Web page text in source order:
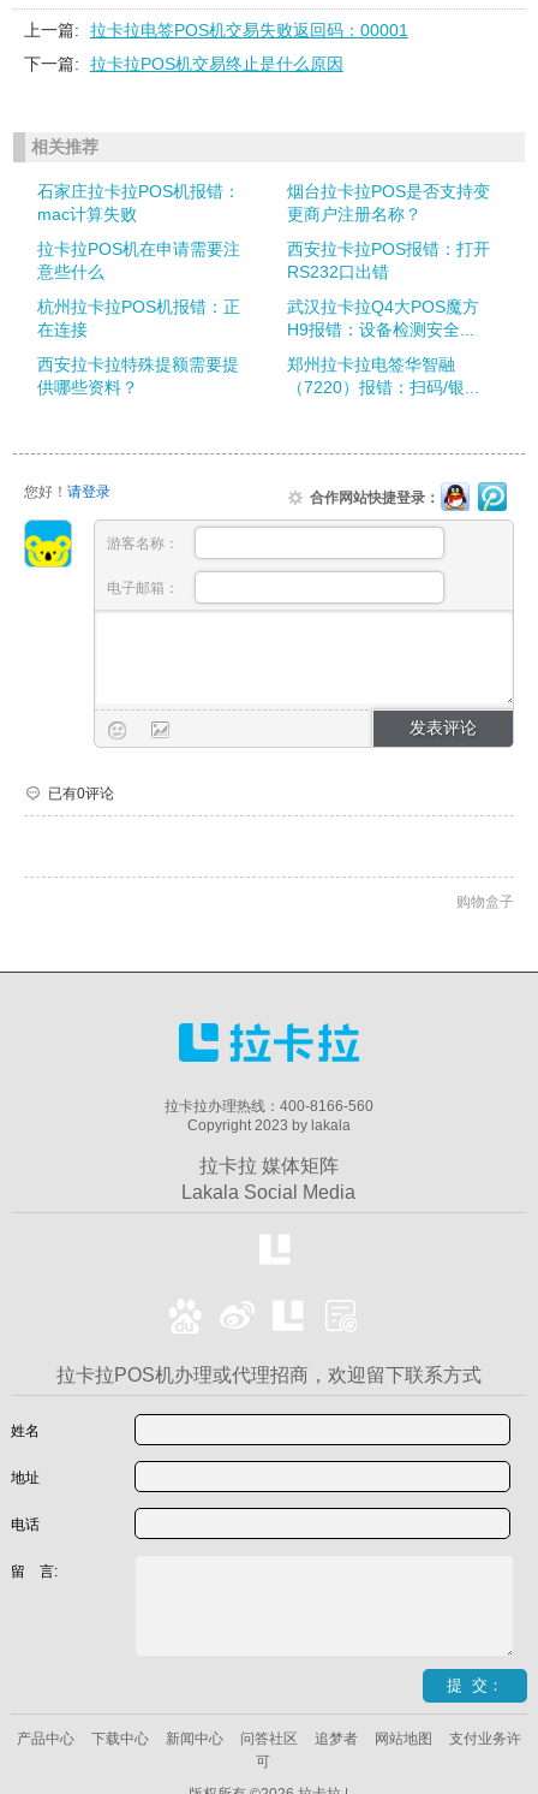
上一篇:
拉卡拉电签POS机交易失败返回码：00001
下一篇:
拉卡拉POS机交易终止是什么原因
相关推荐
石家庄拉卡拉POS机报错：
mac计算失败
烟台拉卡拉POS是否支持变
更商户注册名称？
拉卡拉POS机在申请需要注
意些什么
西安拉卡拉POS报错：打开
RS232口出错
杭州拉卡拉POS机报错：正
在连接
武汉拉卡拉Q4大POS魔方
H9报错：设备检测安全...
西安拉卡拉特殊提额需要提
供哪些资料？
郑州拉卡拉电签华智融
（7220）报错：扫码/银...
您好！ 请登录 合作网站快捷登录：
游客名称：
电子邮箱：
已有0评论
购物盒子
拉卡拉办理热线：400-8166-560
Copyright 2023 by lakala
拉卡拉 媒体矩阵
Lakala Social Media
拉卡拉POS机办理或代理招商，欢迎留下联系方式
姓名
地址
电话
留 言:
产品中心 下载中心 新闻中心 问答社区 追梦者 网站地图
支付业务许
可